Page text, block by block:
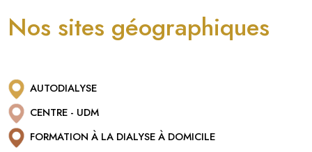
Nos sites géographiques
AUTODIALYSE
CENTRE - UDM
FORMATION À LA DIALYSE À DOMICILE